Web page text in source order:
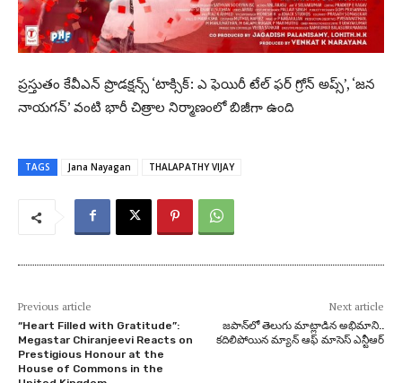
ప్రస్తుతం కేవీఎన్ ప్రొడక్షన్స్ ‘టాక్సిక్: ఎ ఫెయిరీ టేల్ ఫర్ గ్రోన్ అప్స్’, ‘జన
నాయగన్’ వంటి భారీ చిత్రాల నిర్మాణంలో బిజీగా ఉంది
TAGS Jana Nayagan THALAPATHY VIJAY
Previous article
“Heart Filled with Gratitude”:
Megastar Chiranjeevi Reacts on
Prestigious Honour at the
House of Commons in the
Next article
జపాన్‌లో తెలుగు మాట్లాడిన అభిమాని..
కదిలిపోయిన మ్యాన్ ఆఫ్ మాసెస్ ఎన్టీఆర్